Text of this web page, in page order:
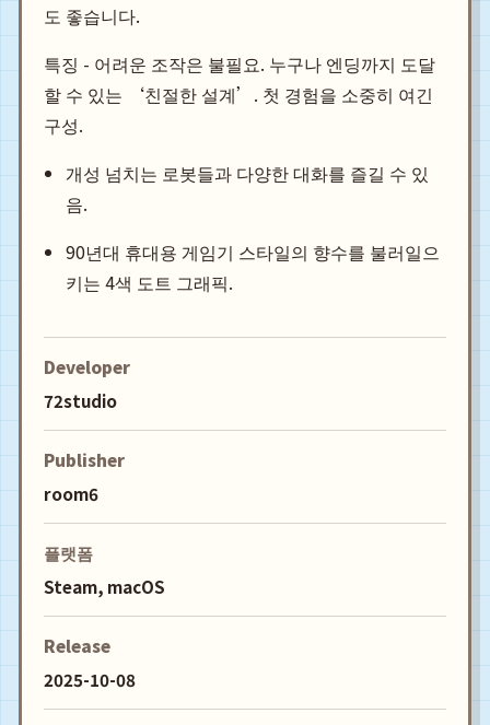
도 좋습니다.
특징 - 어려운 조작은 불필요. 누구나 엔딩까지 도달
할 수 있는 ‘친절한 설계’. 첫 경험을 소중히 여긴
구성.
개성 넘치는 로봇들과 다양한 대화를 즐길 수 있
음.
90년대 휴대용 게임기 스타일의 향수를 불러일으
키는 4색 도트 그래픽.
Developer
72studio
Publisher
room6
플랫폼
Steam, macOS
Release
2025-10-08